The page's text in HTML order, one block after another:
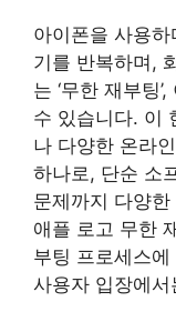
아이폰을 사용
기를 반복하며,
는 ‘무한 재부팅
수 있습니다. 이
나 다양한 온라
하나로, 단순 소
문제까지 다양
애플 로고 무한
부팅 프로세스
사용자 입장에